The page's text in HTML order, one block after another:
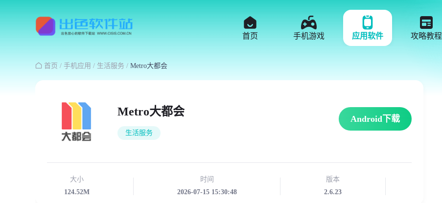
首页 手机游戏 应用软件 攻略教程
 首页 / 手机应用 / 生活服务 / Metro大都会
Metro大都会
生活服务
Android下载
大小
124.52M
时间
2026-07-15 15:30:48
版本
2.6.23